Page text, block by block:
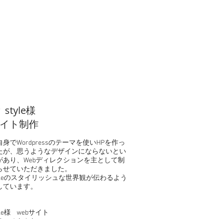
style様
ト制作
身でWordpressのテーマを使いHPを作っ
が、思うようなデザインにならないとい
あり、Webディレクションを主として制
ていただきました。
のスタイリッシュな世界観が伝わるよう
います。
様 webサイト